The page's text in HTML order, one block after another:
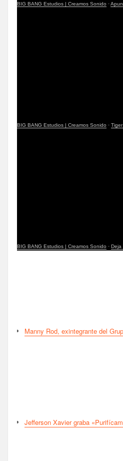
BIG BANG Estudios | Creamos Sonido ·
BIG BANG Estudios | Creamos Sonido ·
BIG BANG Estudios | Creamos Sonido · Deja
Manny Rod, exintegrante del
Jefferson Xavier graba